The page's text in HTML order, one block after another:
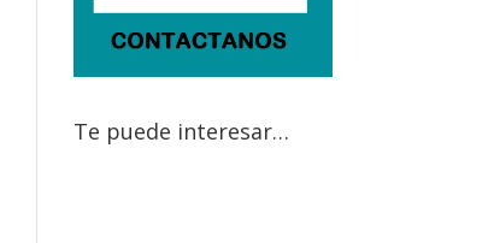
Te puede interesar…